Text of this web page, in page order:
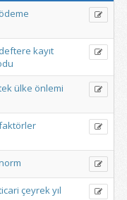
ödeme
deftere kayıt
ülke önlemi
çeyrekyıl